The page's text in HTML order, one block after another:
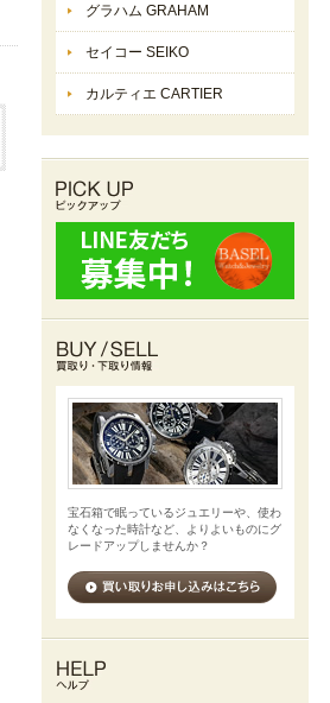
グラハム GRAHAM
セイコー SEIKO
カルティエ CARTIER
宝石箱で眠っているジュエリーや、使わ
なくなった時計など、よりよいものにグ
レードアップしませんか？